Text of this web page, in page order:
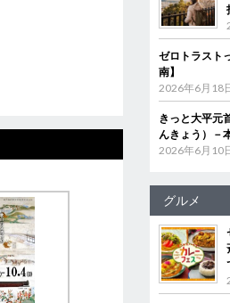
ゼロトラスト
南】
2026年6月18
きっと大平元
んきょう）－
2026年6月10
グルメ